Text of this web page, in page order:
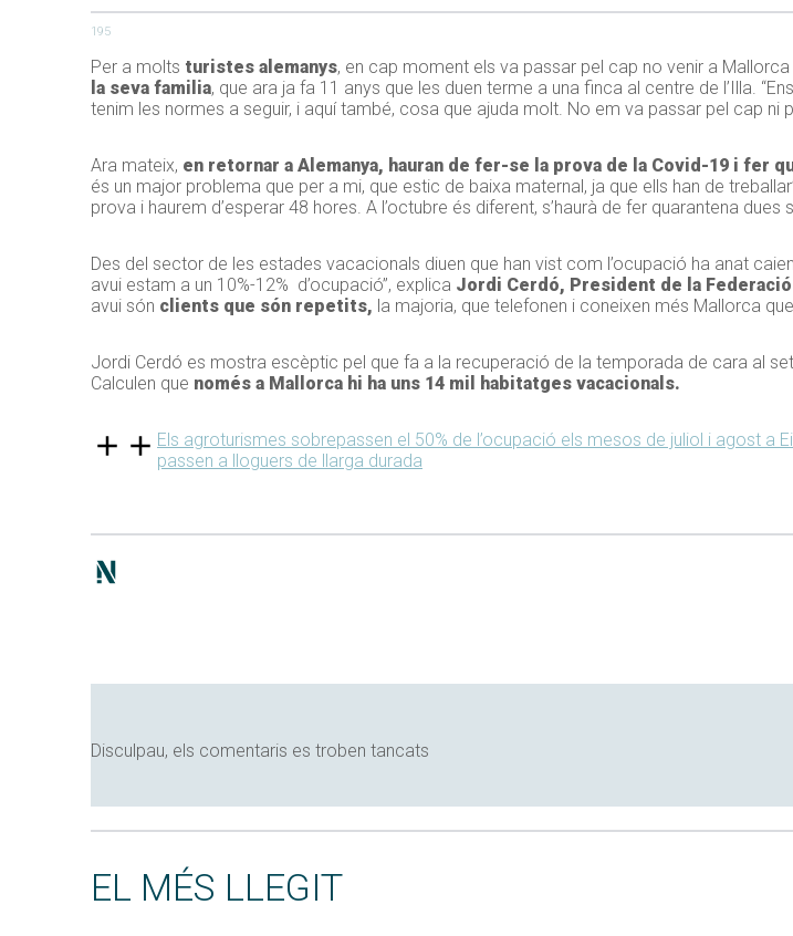
195
Per a molts turistes alemanys, en cap moment els va passar pel cap no venir a
la seva familia, que ara ja fa 11 anys que les duen terme a una finca al centre de l’Illa.
tenim les normes a seguir, i aquí també, cosa que ajuda molt. No em va passar pel cap ni
Ara mateix, en retornar a Alemanya, hauran de fer-se la prova de la Covid-19 i fer
és un major problema que per a mi, que estic de baixa maternal, ja que ells han de
prova i haurem d’esperar 48 hores. A l’octubre és diferent, s’haurà de fer quarantena
Des del sector de les estades vacacionals diuen que han vist com l’ocupació ha anat
avui estam a un 10%-12% d’ocupació”, explica Jordi Cerdó, President de la
avui són clients que són repetits, la majoria, que telefonen i coneixen més Mallorca
Jordi Cerdó es mostra escèptic pel que fa a la recuperació de la temporada de cara al
Calculen que només a Mallorca hi ha uns 14 mil habitatges vacacionals.
Els agroturismes sobrepassen el 50% de l’ocupació els mesos de juliol i agost a
passen a lloguers de llarga durada
Disculpau, els comentaris es troben tancats
EL MÉS LLEGIT